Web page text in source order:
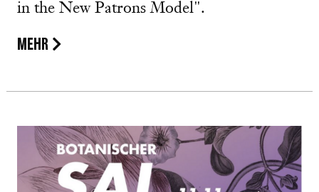
in the New Patrons Model".
MEHR